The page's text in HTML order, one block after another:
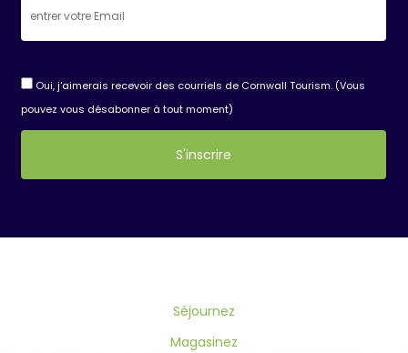
Oui, j'aimerais recevoir des courriels de Cornwall Tourism. (Vous
pouvez vous désabonner à tout moment)
Séjournez
Magasinez